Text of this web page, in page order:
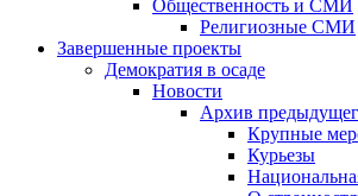
Общественность и СМИ
Религиозные СМИ
Завершенные проекты
Демократия в осаде
Новости
Архив
Крупные
Курьезы